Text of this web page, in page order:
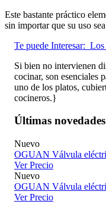
Este bastante práctico
sin importar que su uso
Te puede Interesar: Los
Si bien no intervienen
cocinar, son esenciales
uno de los platos,
cocineros.}
Últimas
Nuevo
OGUAN Válvula
Ver Precio
Nuevo
OGUAN Válvula
Ver Precio